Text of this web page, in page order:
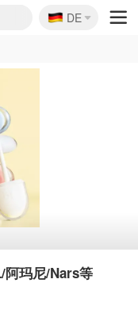
🇩🇪
DE
玛尼/Nars等